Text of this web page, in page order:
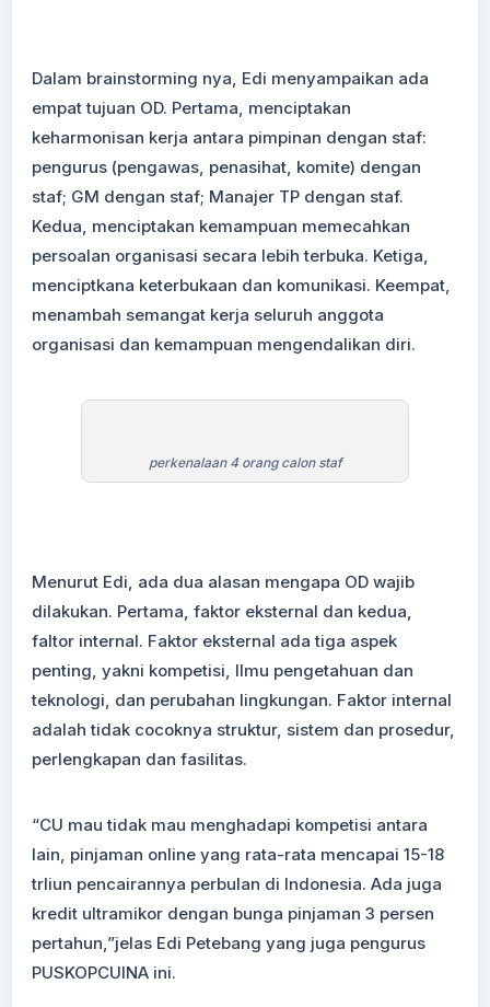
Dalam brainstorming nya, Edi menyampaikan ada
empat tujuan OD. Pertama, menciptakan
keharmonisan kerja antara pimpinan dengan staf:
pengurus (pengawas, penasihat, komite) dengan
staf; GM dengan staf; Manajer TP dengan staf.
Kedua, menciptakan kemampuan memecahkan
persoalan organisasi secara lebih terbuka. Ketiga,
menciptkana keterbukaan dan komunikasi. Keempat,
menambah semangat kerja seluruh anggota
organisasi dan kemampuan mengendalikan diri.
perkenalaan 4 orang calon staf
Menurut Edi, ada dua alasan mengapa OD wajib
dilakukan. Pertama, faktor eksternal dan kedua,
faltor internal. Faktor eksternal ada tiga aspek
penting, yakni kompetisi, Ilmu pengetahuan dan
teknologi, dan perubahan lingkungan. Faktor internal
adalah tidak cocoknya struktur, sistem dan prosedur,
perlengkapan dan fasilitas.
“CU mau tidak mau menghadapi kompetisi antara
lain, pinjaman online yang rata-rata mencapai 15-18
trliun pencairannya perbulan di Indonesia. Ada juga
kredit ultramikor dengan bunga pinjaman 3 persen
pertahun,”jelas Edi Petebang yang juga pengurus
PUSKOPCUINA ini.